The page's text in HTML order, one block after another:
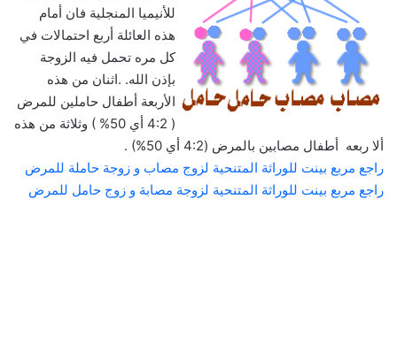
للأنيميا المنجلية فان أمام
هذه العائلة أربع احتمالات في
كل مره تحمل فيه الزوجة
بإذن الله. .اثنان من هذه
الأربعة أطفال حاملين للمرض
( 4:2 أي 50% ) وثلاثة من هذه
ألا ربعه أطفال مصابين بالمرض (4:2 أي 50%) .
راجع مربع بينت للوراثة المتنحية لزوج مصاب و زوجة حاملة للمرض
راجع مربع بينت للوراثة المتنحية لزوجة مصابة و زوج حامل للمرض